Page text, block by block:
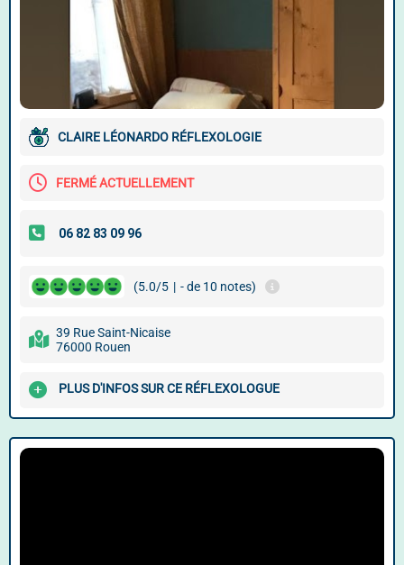
CLAIRE LÉONARDO RÉFLEXOLOGIE
FERMÉ ACTUELLEMENT
(5.0/5 | - de 10 notes)
39 Rue Saint-Nicaise
76000 Rouen
PLUS D'INFOS SUR CE RÉFLEXOLOGUE